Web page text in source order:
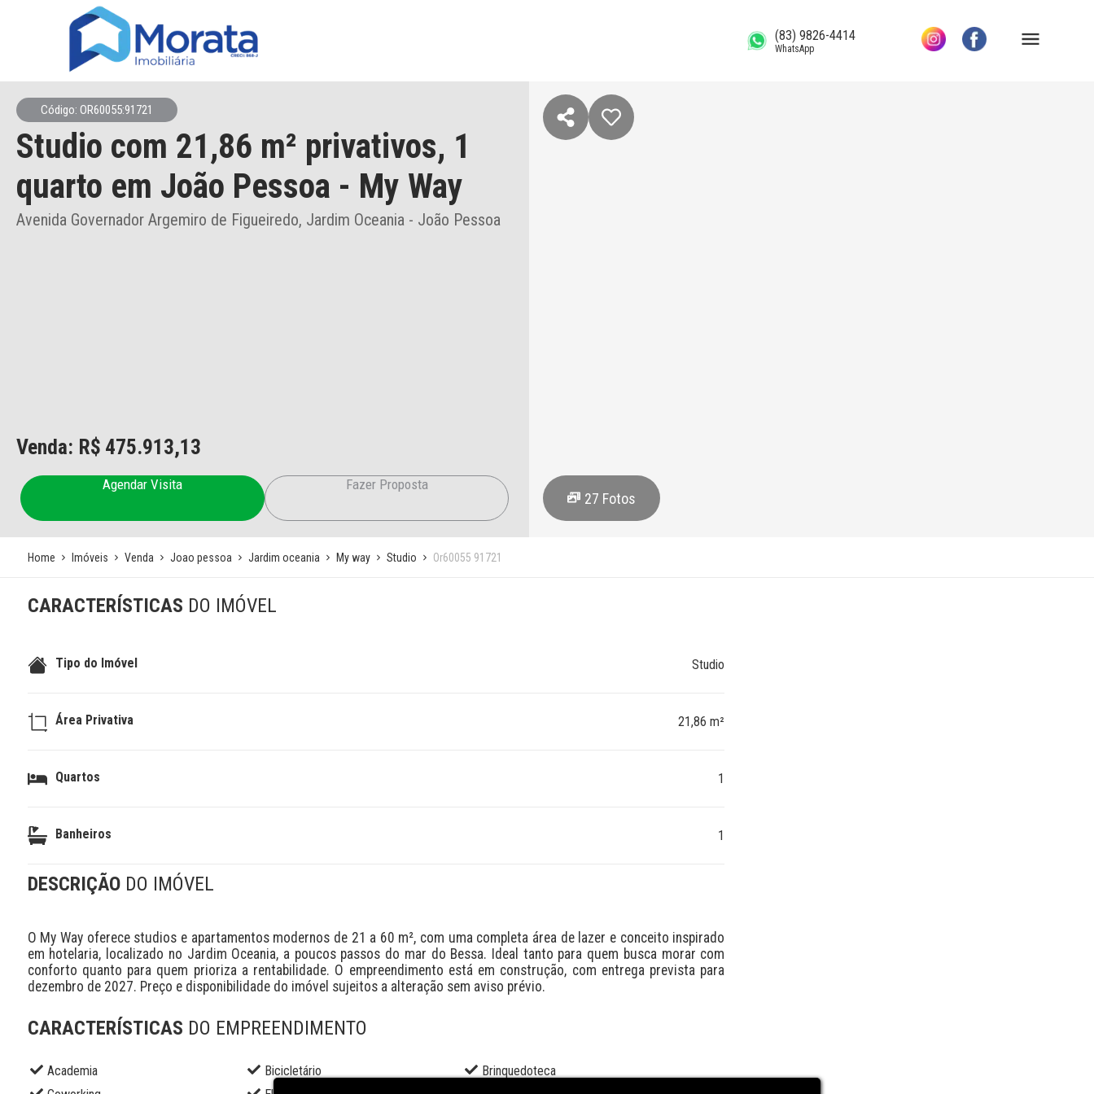
(83) 9826-4414
WhatsApp
Código: OR60055:91721
Studio com 21,86 m² privativos, 1
quarto em João Pessoa - My Way
Avenida Governador Argemiro de Figueiredo, Jardim Oceania - João Pessoa
Venda: R$ 475.913,13
Agendar Visita Fazer Proposta
27 Fotos
Home Imóveis Venda Joao pessoa Jardim oceania My way Studio Or60055 91721
CARACTERÍSTICAS DO IMÓVEL
Tipo do Imóvel Studio
Área Privativa 21,86 m²
Quartos 1
Banheiros 1
DESCRIÇÃO DO IMÓVEL
O My Way oferece studios e apartamentos modernos de 21 a 60 m², com uma completa área de lazer e conceito inspirado
em hotelaria, localizado no Jardim Oceania, a poucos passos do mar do Bessa. Ideal tanto para quem busca morar com
conforto quanto para quem prioriza a rentabilidade. O empreendimento está em construção, com entrega prevista para
dezembro de 2027. Preço e disponibilidade do imóvel sujeitos a alteração sem aviso prévio.
CARACTERÍSTICAS DO EMPREENDIMENTO
Academia Bicicletário
Brinquedoteca